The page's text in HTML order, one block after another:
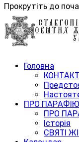
Прокрутіть до
Головна
ПРО ПАРАФІЮ
ПРО
Історія
СВЯТІ